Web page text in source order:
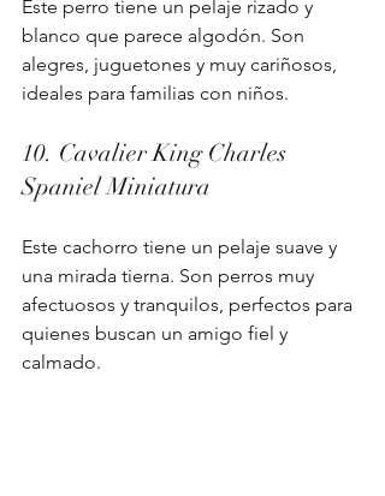
Este perro tiene un pelaje rizado y
blanco que parece algodón. Son
alegres, juguetones y muy cariñosos,
ideales para familias con niños.
10. Cavalier King Charles
Spaniel Miniatura
Este cachorro tiene un pelaje suave y
una mirada tierna. Son perros muy
afectuosos y tranquilos, perfectos para
quienes buscan un amigo fiel y
calmado.